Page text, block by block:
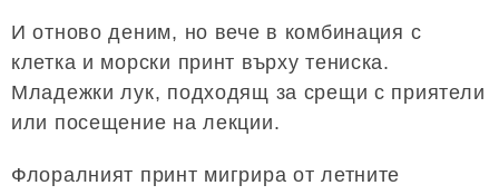
И отново деним, но вече в комбинация с
клетка и морски принт върху тениска.
Младежки лук, подходящ за срещи с приятели
или посещение на лекции.
Флоралният принт мигрира от летните